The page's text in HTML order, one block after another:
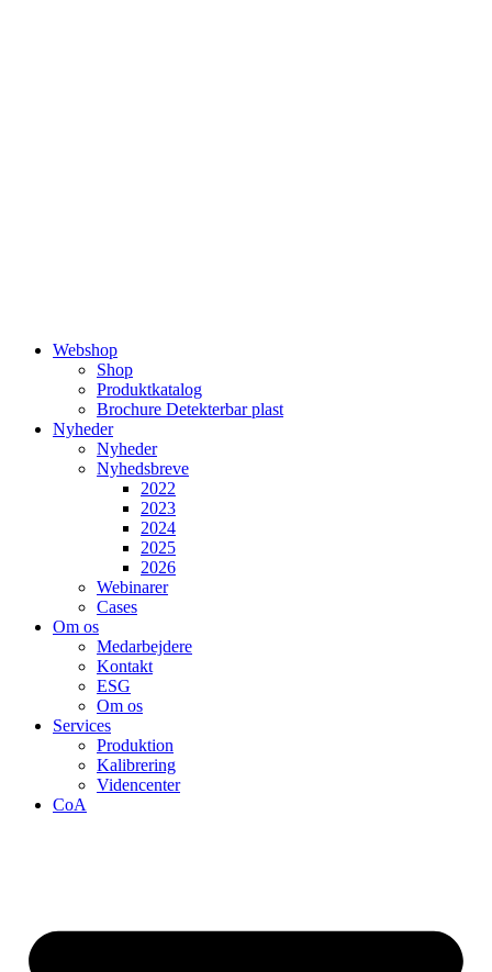
Webshop
Shop
Produktkatalog
Brochure Detekterbar plast
Nyheder
Nyheder
Nyhedsbreve
2022
2023
2024
2025
2026
Webinarer
Cases
Om os
Medarbejdere
Kontakt
ESG
Om os
Services
Produktion
Kalibrering
Videncenter
CoA